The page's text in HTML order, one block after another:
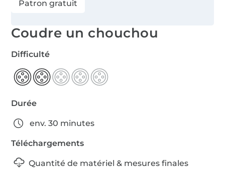
Patron gratuit
Coudre un chouchou
Difficulté
Durée
env. 30 minutes
Téléchargements
Quantité de matériel & mesures finales